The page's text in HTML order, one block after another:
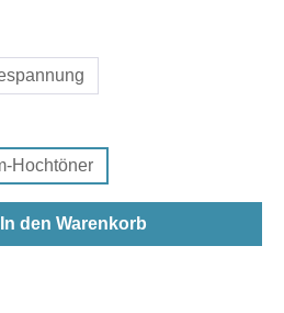
Hochtöner
In den Warenkorb